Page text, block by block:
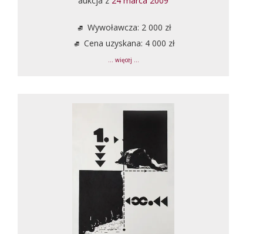
Wywoławcza: 2 000 zł
Cena uzyskana: 4 000 zł
... więcej ...